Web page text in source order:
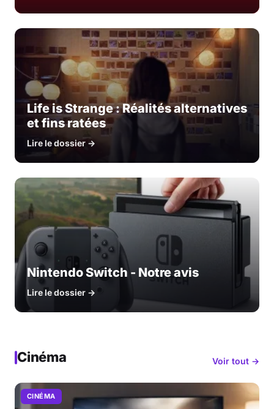
Life is Strange : Réalités alternatives
et fins ratées
Lire le dossier →
Nintendo Switch - Notre avis
Lire le dossier →
Cinéma Voir tout →
CINÉMA